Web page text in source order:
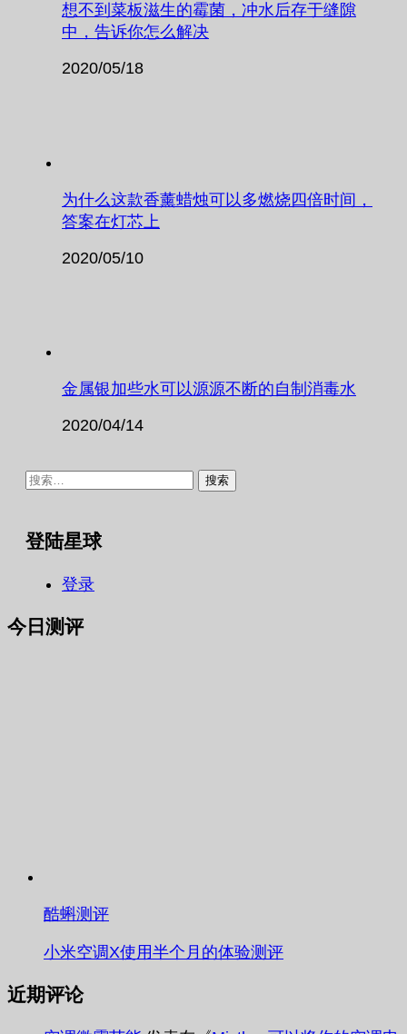
想不到菜板滋生的霉菌，冲水后存于缝隙
中，告诉你怎么解决
2020/05/18
为什么这款香薰蜡烛可以多燃烧四倍时间，
答案在灯芯上
2020/05/10
金属银加些水可以源源不断的自制消毒水
2020/04/14
搜
登陆星球
登录
今日测评
酷蝌测评
小米空调X使用半个月的体验测评
近期评论